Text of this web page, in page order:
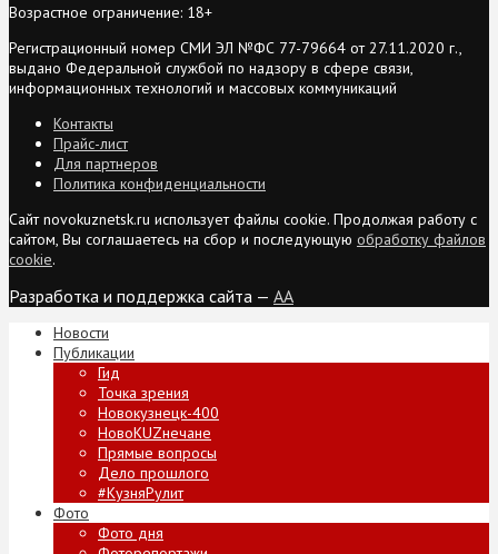
Возрастное ограничение: 18+
Регистрационный номер СМИ ЭЛ №ФС 77-79664 от 27.11.2020 г.,
выдано Федеральной службой по надзору в сфере связи,
информационных технологий и массовых коммуникаций
Контакты
Прайс-лист
Для партнеров
Политика конфиденциальности
Сайт novokuznetsk.ru использует файлы cookie. Продолжая работу с
сайтом, Вы соглашаетесь на сбор и последующую обработку файлов
cookie.
Разработка и поддержка сайта — AA
Новости
Публикации
Гид
Точка зрения
Новокузнецк-400
НовоKUZнечане
Прямые вопросы
Дело прошлого
#КузняРулит
Фото
Фото дня